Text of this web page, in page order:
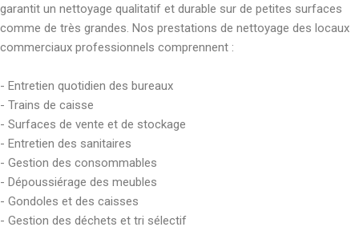
garantit un nettoyage qualitatif et durable sur de petites surfaces
comme de très grandes. Nos prestations de nettoyage des locaux
commerciaux professionnels comprennent :
- Entretien quotidien des bureaux
- Trains de caisse
- Surfaces de vente et de stockage
- Entretien des sanitaires
- Gestion des consommables
- Dépoussiérage des meubles
- Gondoles et des caisses
- Gestion des déchets et tri sélectif